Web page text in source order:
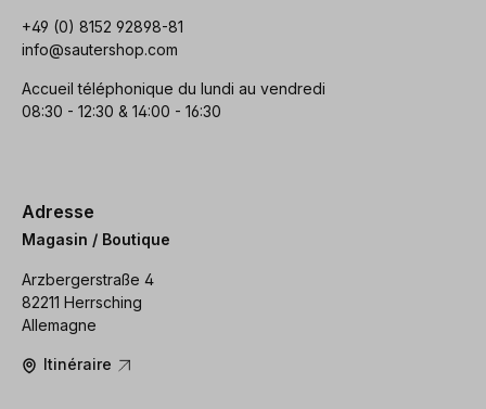
+49 (0) 8152 92898-81
info@sautershop.com
Accueil téléphonique du lundi au vendredi
08:30 - 12:30 & 14:00 - 16:30
Adresse
Magasin / Boutique
Arzbergerstraße 4
82211 Herrsching
Allemagne
Itinéraire